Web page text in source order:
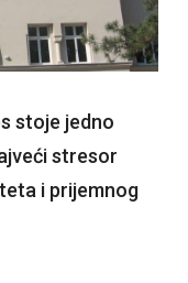
stoje jedno
stresor
i prijemnog